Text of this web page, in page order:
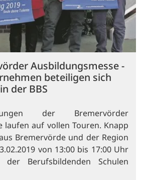
Ausbildungsmesse -
beteiligen sich
der BBS
der Bremervörder
laufen auf vollen Touren. Knapp
Bremervörde und der Region
von 13:00 bis 17:00 Uhr
Berufsbildenden Schulen